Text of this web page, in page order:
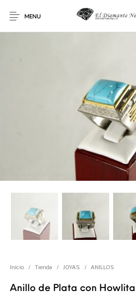
MENU
En oferta !
FÓSILES
Inicio / Tienda / JOYAS / ANILLOS
Anillo de Plata con Howlita